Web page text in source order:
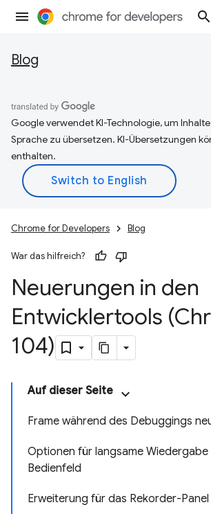
Blog
Google verwendet KI-Technologie, um
Sprache zu übersetzen. KI-Übersetzungen
enthalten.
Chrome for Developers Blog
War das hilfreich?
Neuerungen in den
Entwicklertools
104)
Auf dieser Seite
Frame während des Debuggings
Optionen für langsame Wiedergabe
Bedienfeld
Erweiterung für das Rekorder-